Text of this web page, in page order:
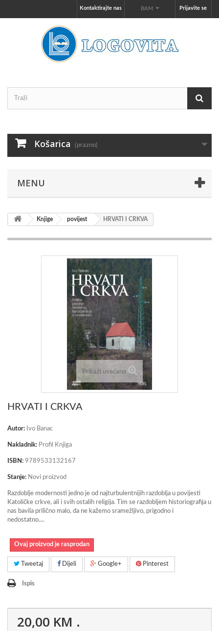
Prijavite se
BAM
Kontaktirajte nas
Košarica (prazno)
MENU
Knjige povijest HRVATI I CRKVA
Prikaži uvećano
HRVATI I CRKVA
Autor: Ivo Banac
Nakladnik: Profil Knjiga
ISBN: 9789533132167
Stanje: Novi proizvod
Razdoblje modernosti jedno je od najturbulentnijih razdoblja u povijesti
Katoličke crkve, ali i svih ostalih religija. Tim se razdobljem historiografija u
nas bavila prilično malo, da ne kažemo sramežljivo, prigodno i
nedostatno....
Ovaj proizvod je rasprodan
Tweetaj Dijeli Google+ Pinterest
Ispis
20,00 KM .